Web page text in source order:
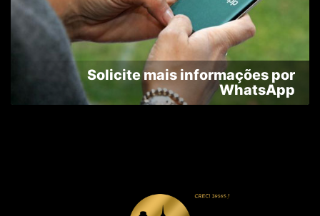
Solicite mais informações por
WhatsApp